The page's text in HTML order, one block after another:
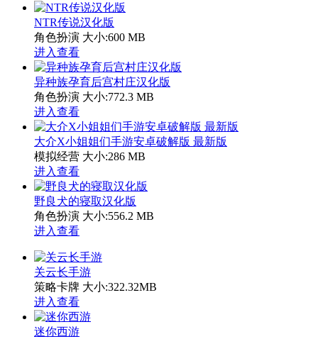
NTR传说汉化版
角色扮演 大小:600 MB
进入查看
异种族孕育后宫村庄汉化版
角色扮演 大小:772.3 MB
进入查看
大介X小姐姐们手游安卓破解版 最新版
模拟经营 大小:286 MB
进入查看
野良犬的寝取汉化版
角色扮演 大小:556.2 MB
进入查看
关云长手游
策略卡牌 大小:322.32MB
进入查看
迷你西游